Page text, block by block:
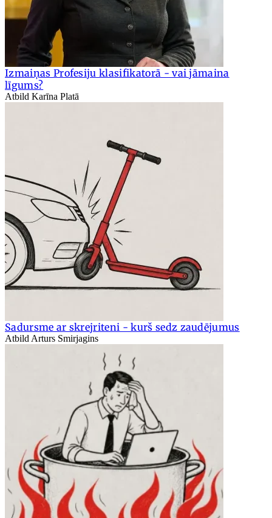
Izmaiņas Profesiju klasifikatorā - vai jāmaina
līgums?
Atbild Karīna Platā
Sadursme ar skrejriteni - kurš sedz zaudējumus
Atbild Arturs Smirjagins